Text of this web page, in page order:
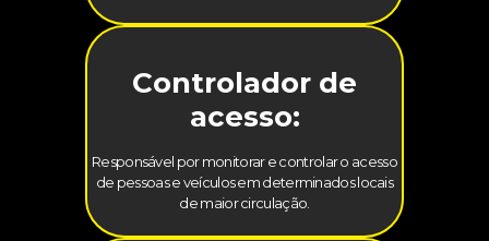
Controlador de
acesso:
Responsável por monitorar e controlar o acesso
de pessoas e veículos em determinados locais
de maior circulação.